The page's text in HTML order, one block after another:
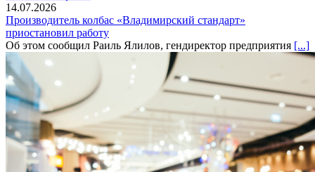
14.07.2026
Производитель колбас «Владимирский стандарт»
приостановил работу
Об этом сообщил Раиль Ялилов, гендиректор предприятия [...]